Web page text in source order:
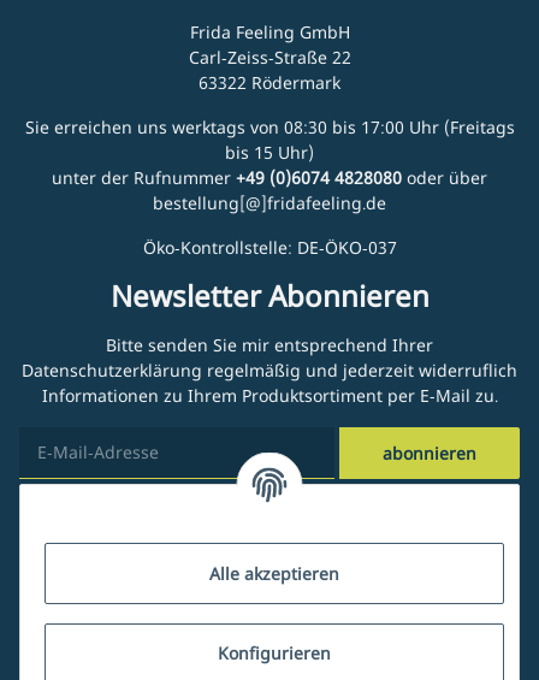
Alle akzeptieren
Konfigurieren
Frida Feeling GmbH
Carl-Zeiss-Straße 22
63322 Rödermark
Sie erreichen uns werktags von 08:30 bis 17:00 Uhr (Freitags
bis 15 Uhr)
unter der Rufnummer +49 (0)6074 4828080 oder über
bestellung[@]fridafeeling.de
Öko-Kontrollstelle: DE-ÖKO-037
Newsletter Abonnieren
Bitte senden Sie mir entsprechend Ihrer
Datenschutzerklärung regelmäßig und jederzeit widerruflich
Informationen zu Ihrem Produktsortiment per E-Mail zu.
abonnieren